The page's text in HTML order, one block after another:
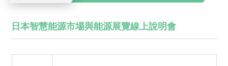
日本智慧能源市場與能源展覽線上說明會